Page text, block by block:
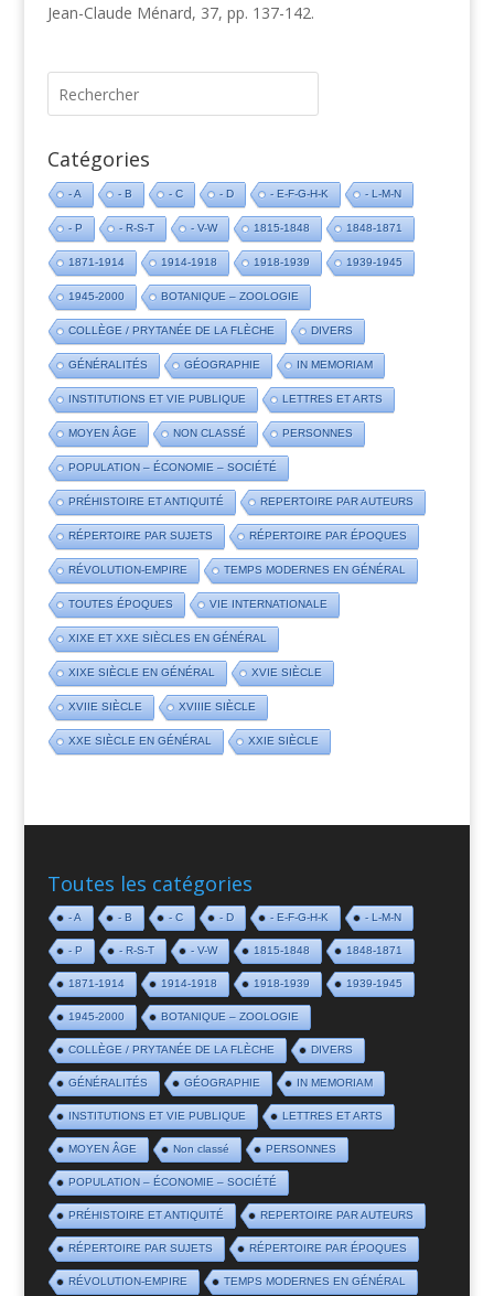
Jean-Claude Ménard, 37, pp. 137-142.
Catégories
- A - B - C - D - E-F-G-H-K - L-M-N
- P - R-S-T - V-W 1815-1848 1848-1871
1871-1914 1914-1918 1918-1939 1939-1945
1945-2000 BOTANIQUE – ZOOLOGIE
COLLÈGE / PRYTANÉE DE LA FLÈCHE DIVERS
GÉNÉRALITÉS GÉOGRAPHIE IN MEMORIAM
INSTITUTIONS ET VIE PUBLIQUE LETTRES ET ARTS
MOYEN ÂGE NON CLASSÉ PERSONNES
POPULATION – ÉCONOMIE – SOCIÉTÉ
PRÉHISTOIRE ET ANTIQUITÉ REPERTOIRE PAR AUTEURS
RÉPERTOIRE PAR SUJETS RÉPERTOIRE PAR ÉPOQUES
RÉVOLUTION-EMPIRE TEMPS MODERNES EN GÉNÉRAL
TOUTES ÉPOQUES VIE INTERNATIONALE
XIXE ET XXE SIÈCLES EN GÉNÉRAL
XIXE SIÈCLE EN GÉNÉRAL XVIE SIÈCLE
XVIIE SIÈCLE XVIIIE SIÈCLE
XXE SIÈCLE EN GÉNÉRAL XXIE SIÈCLE
Toutes les catégories
- A - B - C - D - E-F-G-H-K - L-M-N
- P - R-S-T - V-W 1815-1848 1848-1871
1871-1914 1914-1918 1918-1939 1939-1945
1945-2000 BOTANIQUE – ZOOLOGIE
COLLÈGE / PRYTANÉE DE LA FLÈCHE DIVERS
GÉNÉRALITÉS GÉOGRAPHIE IN MEMORIAM
INSTITUTIONS ET VIE PUBLIQUE LETTRES ET ARTS
MOYEN ÂGE Non classé PERSONNES
POPULATION – ÉCONOMIE – SOCIÉTÉ
PRÉHISTOIRE ET ANTIQUITÉ REPERTOIRE PAR AUTEURS
RÉPERTOIRE PAR SUJETS RÉPERTOIRE PAR ÉPOQUES
RÉVOLUTION-EMPIRE TEMPS MODERNES EN GÉNÉRAL